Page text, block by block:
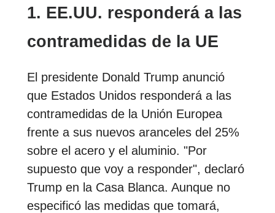
1. EE.UU. responderá a las
contramedidas de la UE
El presidente Donald Trump anunció
que Estados Unidos responderá a las
contramedidas de la Unión Europea
frente a sus nuevos aranceles del 25%
sobre el acero y el aluminio. "Por
supuesto que voy a responder", declaró
Trump en la Casa Blanca. Aunque no
especificó las medidas que tomará,